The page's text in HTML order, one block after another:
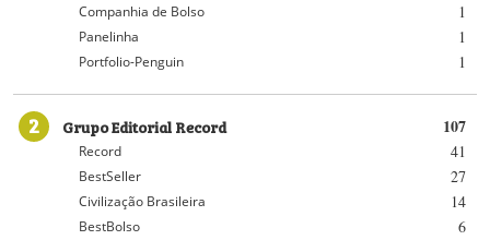
1
Companhia de Bolso
1
Panelinha
1
Portfolio-Penguin
2 107
Grupo Editorial Record
41
Record
27
BestSeller
14
Civilização Brasileira
6
BestBolso